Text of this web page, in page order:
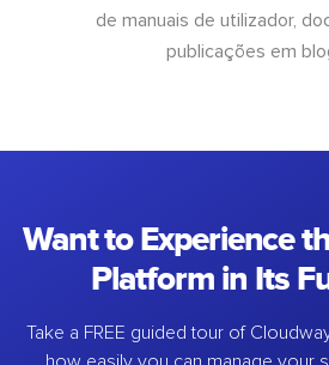
de manuais de utilizador,
publicações em
Want to Experience
Platform in Its
Take a FREE guided tour of